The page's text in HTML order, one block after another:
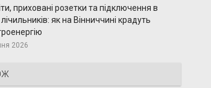
приховані розетки та підключення в
лічильників: як на Вінниччині крадуть
2026